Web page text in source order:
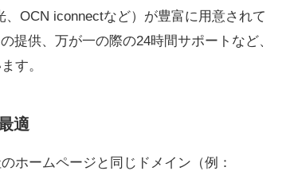
OCN iconnectなど）が豊富に用意されて
提供、万が一の際の24時間サポートなど、
す。
適
ホームページと同じドメイン（例：